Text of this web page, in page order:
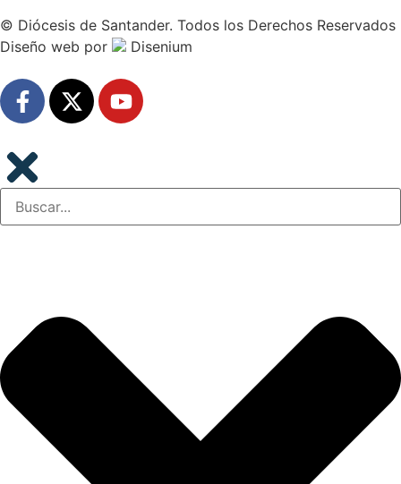
© Diócesis de Santander. Todos los Derechos Reservados
Diseño web por Disenium